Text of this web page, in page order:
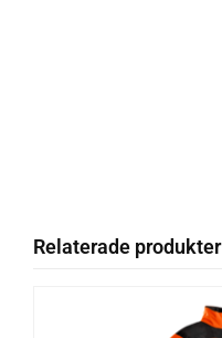
Relaterade produkter